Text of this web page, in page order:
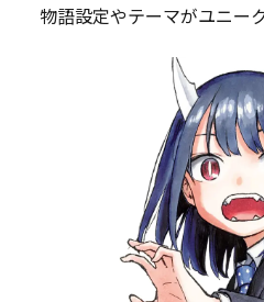
物語設定やテーマがユニー